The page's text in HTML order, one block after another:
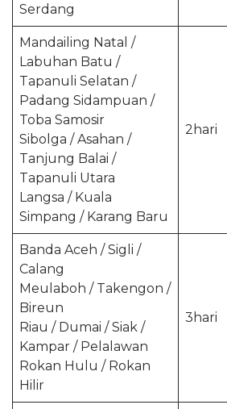
Serdang
Mandailing Natal /
Labuhan Batu /
Tapanuli Selatan /
Padang Sidampuan /
Toba Samosir
Sibolga / Asahan /
Tanjung Balai /
Tapanuli Utara
Langsa / Kuala
Simpang / Karang Baru
2hari
Banda Aceh / Sigli /
Calang
Meulaboh / Takengon /
Bireun
Riau / Dumai / Siak /
Kampar / Pelalawan
Rokan Hulu / Rokan
Hilir
3hari